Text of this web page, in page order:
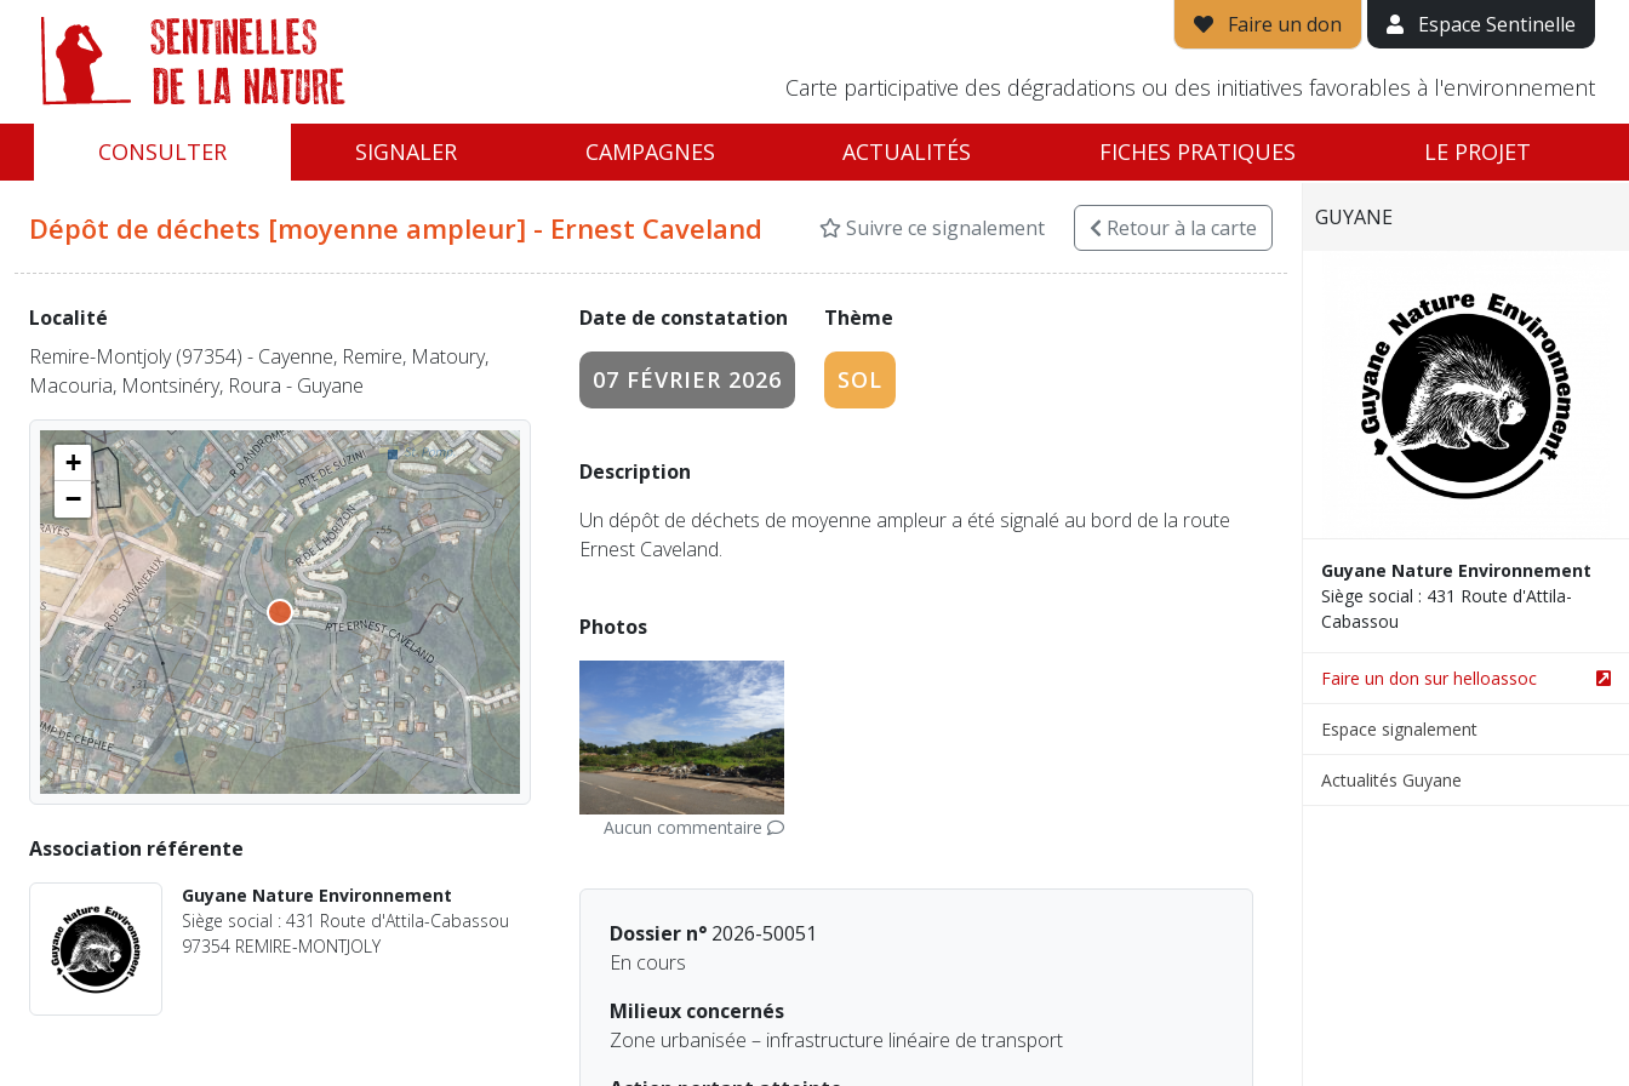
Faire un don Espace Sentinelle
Carte participative des dégradations ou des initiatives favorables à l'environnement
CONSULTER SIGNALER CAMPAGNES ACTUALITÉS FICHES PRATIQUES LE PROJET
Dépôt de déchets [moyenne ampleur] - Ernest Caveland Suivre ce signalement Retourà la carte
Date de constatation
07 FÉVRIER 2026
Thème
SOL
Description
Un dépôt de déchets de moyenne ampleur a été signalé au bord de la route
Ernest Caveland.
Photos
Aucun commentaire
Dossier n°2026-50051
En cours
Milieux concernés
Zone urbanisée – infrastructure linéaire de transport
Localité
Remire-Montjoly (97354) - Cayenne, Remire, Matoury,
Macouria, Montsinéry, Roura - Guyane
+
−
Association référente
Guyane Nature Environnement
Siège social : 431 Route d'Attila-Cabassou
97354 REMIRE-MONTJOLY
GUYANE
Guyane Nature Environnement
Siège social : 431 Route d'Attila-
Cabassou
Faire un don sur helloassoc
Espace signalement
Actualités Guyane
Panneau de gestion des cookies